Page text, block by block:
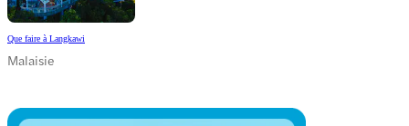
Que faire à Langkawi
Malaisie